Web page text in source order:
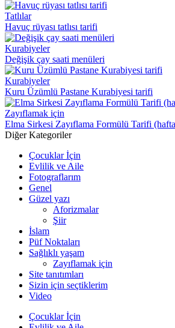
Tatlılar
Havuç rüyası tatlısı tarifi
Kurabiyeler
Değişik çay saati menüleri
Kurabiyeler
Kuru Üzümlü Pastane Kurabiyesi tarifi
Zayıflamak için
Elma Sirkesi Zayıflama Formülü Tarifi
Diğer Kategoriler
Çocuklar İçin
Evlilik ve Aile
Fotograflarım
Genel
Güzel yazı
Aforizmalar
Şiir
İslam
Püf Noktaları
Sağlıklı yaşam
Zayıflamak için
Site tanıtımları
Sizin için seçtiklerim
Video
Çocuklar İçin